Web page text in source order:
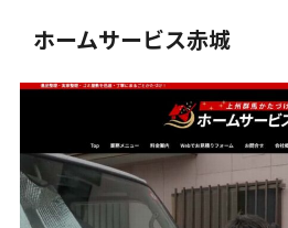
ホームサービス赤城